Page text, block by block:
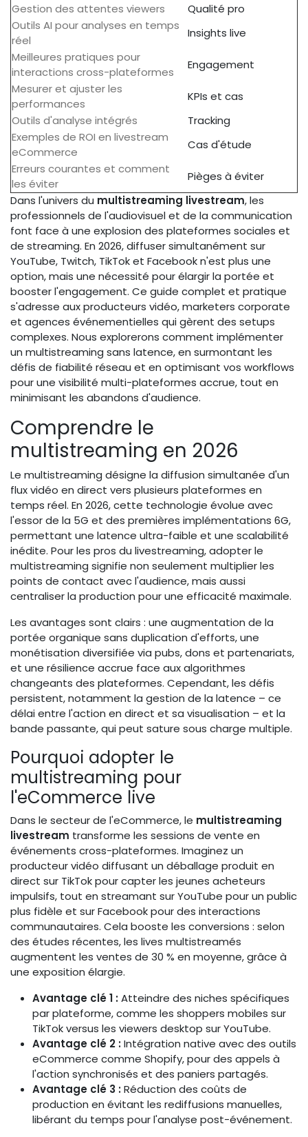
Gestion des attentes viewers
Qualité pro
Outils AI pour analyses en temps
réel
Insights live
Meilleures pratiques pour
interactions cross-plateformes
Engagement
Mesurer et ajuster les
performances
KPIs et cas
Outils d'analyse intégrés
Tracking
Exemples de ROI en livestream
eCommerce
Cas d'étude
Erreurs courantes et comment
les éviter
Pièges à éviter
Dans l'univers du multistreaming livestream, les
professionnels de l'audiovisuel et de la communication
font face à une explosion des plateformes sociales et
de streaming. En 2026, diffuser simultanément sur
YouTube, Twitch, TikTok et Facebook n'est plus une
option, mais une nécessité pour élargir la portée et
booster l'engagement. Ce guide complet et pratique
s'adresse aux producteurs vidéo, marketers corporate
et agences événementielles qui gèrent des setups
complexes. Nous explorerons comment implémenter
un multistreaming sans latence, en surmontant les
défis de fiabilité réseau et en optimisant vos workflows
pour une visibilité multi-plateformes accrue, tout en
minimisant les abandons d'audience.
Comprendre le
multistreaming en 2026
Le multistreaming désigne la diffusion simultanée d'un
flux vidéo en direct vers plusieurs plateformes en
temps réel. En 2026, cette technologie évolue avec
l'essor de la 5G et des premières implémentations 6G,
permettant une latence ultra-faible et une scalabilité
inédite. Pour les pros du livestreaming, adopter le
multistreaming signifie non seulement multiplier les
points de contact avec l'audience, mais aussi
centraliser la production pour une efficacité maximale.
Les avantages sont clairs : une augmentation de la
portée organique sans duplication d'efforts, une
monétisation diversifiée via pubs, dons et partenariats,
et une résilience accrue face aux algorithmes
changeants des plateformes. Cependant, les défis
persistent, notamment la gestion de la latence – ce
délai entre l'action en direct et sa visualisation – et la
bande passante, qui peut sature sous charge multiple.
Pourquoi adopter le
multistreaming pour
l'eCommerce live
Dans le secteur de l'eCommerce, le multistreaming
livestream transforme les sessions de vente en
événements cross-plateformes. Imaginez un
producteur vidéo diffusant un déballage produit en
direct sur TikTok pour capter les jeunes acheteurs
impulsifs, tout en streamant sur YouTube pour un public
plus fidèle et sur Facebook pour des interactions
communautaires. Cela booste les conversions : selon
des études récentes, les lives multistreamés
augmentent les ventes de 30 % en moyenne, grâce à
une exposition élargie.
Avantage clé 1 :Atteindre des niches spécifiques
par plateforme, comme les shoppers mobiles sur
TikTok versus les viewers desktop sur YouTube.
Avantage clé 2 :Intégration native avec des outils
eCommerce comme Shopify, pour des appels à
l'action synchronisés et des paniers partagés.
Avantage clé 3 :Réduction des coûts de
production en évitant les rediffusions manuelles,
libérant du temps pour l'analyse post-événement.